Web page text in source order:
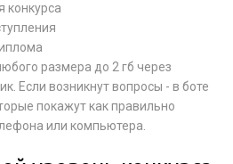
конкурса
размера до 2 гб через
Если возникнут вопросы - в боте
покажут как правильно
или компьютера.